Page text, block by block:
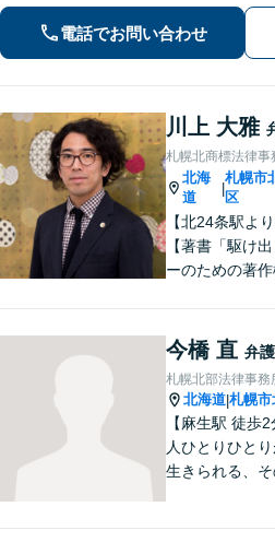
電話でお問い合わせ
川上 大雅
札幌北商標法律事
北海
道
|
札幌市
区
【北24条駅よ
【著書「駆け
ーのための著作
デザイン関連
今橋 直 弁
札幌北部法律事務
北海道|札幌市
【麻生駅 徒歩
人ひとりひと
生きられる、そ